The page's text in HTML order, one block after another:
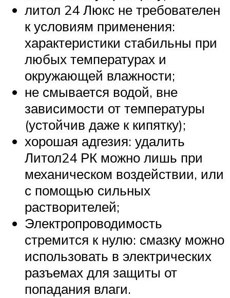
литол 24 Люкс не требователен
к условиям применения:
характеристики стабильны при
любых температурах и
окружающей влажности;
не смывается водой, вне
зависимости от температуры
(устойчив даже к кипятку);
хорошая адгезия: удалить
Литол24 РК можно лишь при
механическом воздействии, или
с помощью сильных
растворителей;
Электропроводимость
стремится к нулю: смазку можно
использовать в электрических
разъемах для защиты от
попадания влаги.